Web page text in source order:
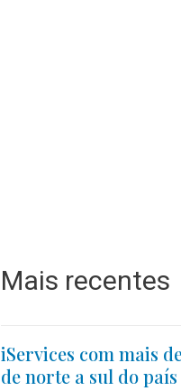
Mais recentes
iServices com mais
de norte a sul do país